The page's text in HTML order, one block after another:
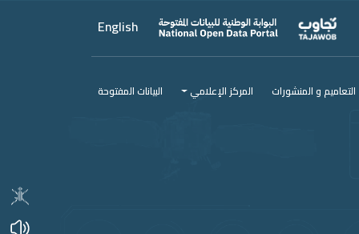
English
التعاميم و المنشورات المركز الإعلامي البيانات المفتوحة